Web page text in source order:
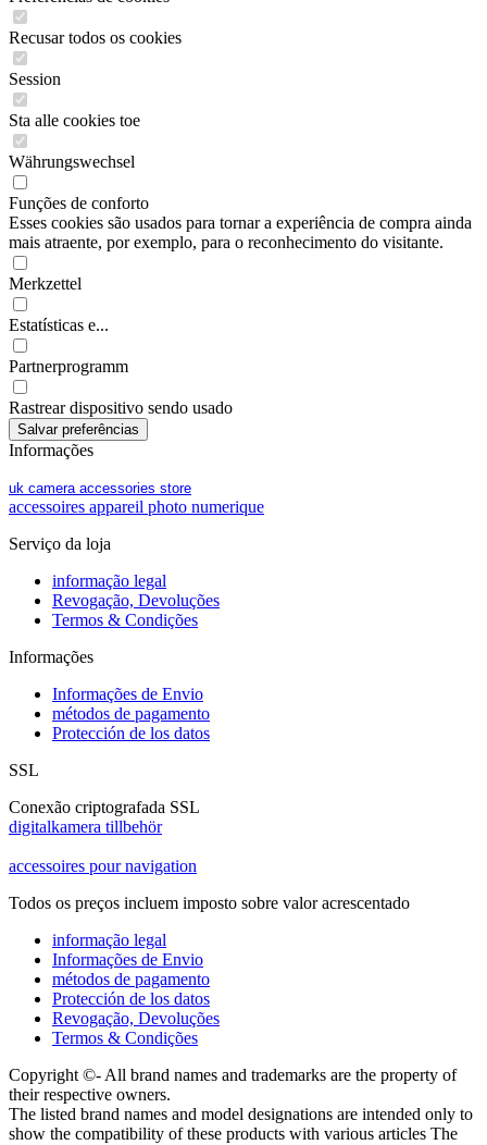
Recusar todos os cookies
Session
Sta alle cookies toe
Währungswechsel
Funções de conforto
Esses cookies são usados para tornar a experiência de compra ainda
mais atraente, por exemplo, para o reconhecimento do visitante.
Merkzettel
Estatísticas e...
Partnerprogramm
Rastrear dispositivo sendo usado
Informações
uk camera accessories store
accessoires appareil photo numerique
Serviço da loja
informação legal
Revogação, Devoluções
Termos & Condições
Informações
Informações de Envio
métodos de pagamento
Protección de los datos
SSL
Conexão criptografada SSL
digitalkamera tillbehör
accessoires pour navigation
Todos os preços incluem imposto sobre valor acrescentado
informação legal
Informações de Envio
métodos de pagamento
Protección de los datos
Revogação, Devoluções
Termos & Condições
Copyright ©- All brand names and trademarks are the property of
their respective owners.
The listed brand names and model designations are intended only to
show the compatibility of these products with various articles The